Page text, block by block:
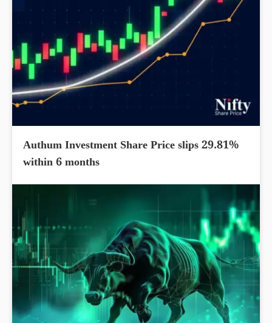
Authum Investment Share Price slips 29.81%
within 6 months